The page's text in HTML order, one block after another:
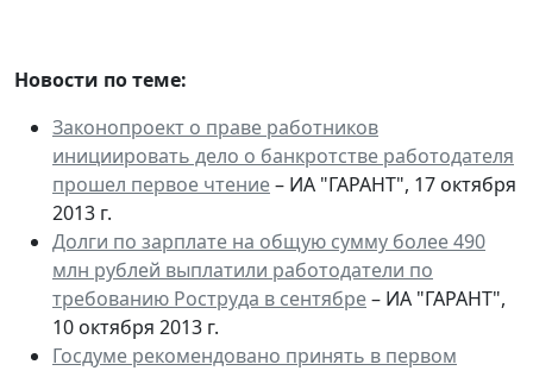
Новости по теме:
Законопроект о праве работников
инициировать дело о банкротстве работодателя
прошел первое чтение– ИА "ГАРАНТ", 17 октября
2013 г.
Долги по зарплате на общую сумму более 490
млн рублей выплатили работодатели по
требованию Роструда в сентябре– ИА "ГАРАНТ",
10 октября 2013 г.
Госдуме рекомендовано принять в первом